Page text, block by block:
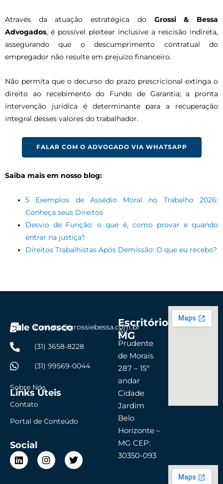
Através da atuação estratégica do Grossi & Bessa
Advogados, é possível pleitear inclusive a rescisão indireta,
assegurando que o descumprimento contratual do
empregador não resulte em prejuízo financeiro.
Não permita que o decurso do prazo prescricional extinga o
direito ao recebimento do Fundo de Garantia; a pronta
intervenção jurídica é determinante para a recuperação
integral desses valores do trabalhador.
FALAR COM O ADVOGADO VIA WHATSAPP
Saiba mais em nosso blog:
5 Exemplos de Assédio Moral no Trabalho 2026:
Conheça seus Direitos
Desvio de Função: o que é, como provar e quando
entrar na justiça?
Direitos Trabalhistas Após Demissão: O que eu recebo?
Fale Conosco
contato@grossiebessa.com.br
(31) 3658-8228
(31) 99569-0044
Links Úteis
Sobre Nós
Contato
Portal de Conteúdo
Social
L
i
I
n
T
w
Escritório
MG
Av.
Prudente
de Morais
287 – 15º
andar
Cidade
Jardim
Belo
Horizonte –
MG CEP:
30350-093